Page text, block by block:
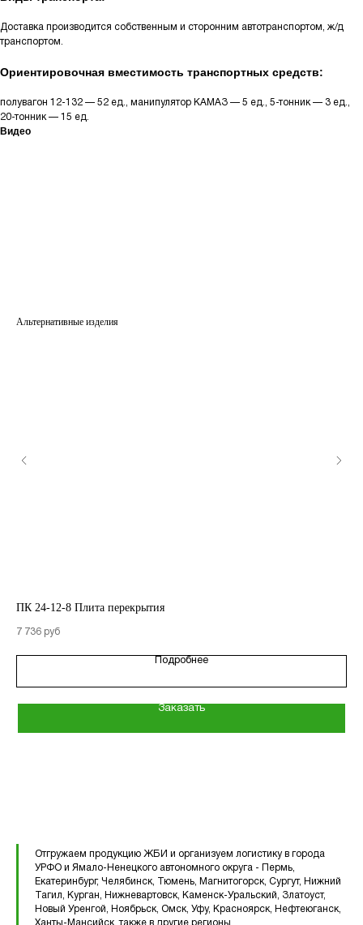
Доставка производится собственным и сторонним автотранспортом, ж/д
транспортом.
Ориентировочная вместимость транспортных средств:
полувагон 12-132 — 52 ед., манипулятор КАМАЗ — 5 ед., 5-тонник — 3 ед.,
20-тонник — 15 ед.
Видео
Альтернативные изделия
ПК 24-12-8 Плита перекрытия
7 736 руб
Подробнее
Заказать
Отгружаем продукцию ЖБИ и организуем логистику в города
УРФО и Ямало-Ненецкого автономного округа - Пермь,
Екатеринбург, Челябинск, Тюмень, Магнитогорск, Сургут, Нижний
Тагил, Курган, Нижневартовск, Каменск-Уральский, Златоуст,
Новый Уренгой, Ноябрьск, Омск, Уфу, Красноярск, Нефтеюганск,
Ханты-Мансийск, также в другие регионы
Элементы теплотрасс
Элементы лестниц
Плиты перекрытия ПТ
Фундаментные блоки ФБС